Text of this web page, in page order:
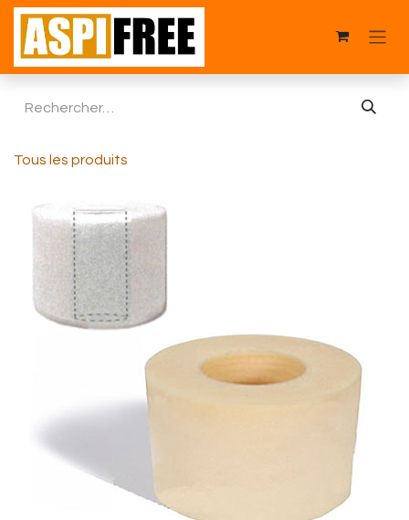
Se rendre au contenu
Tous les produits